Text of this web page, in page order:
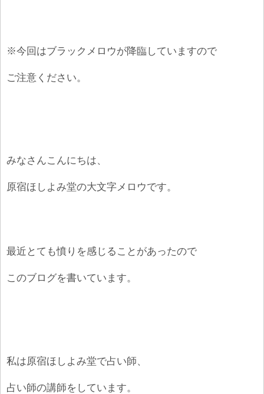
※今回はブラックメロウが降臨していますので
ご注意ください。
みなさんこんにちは、
原宿ほしよみ堂の大文字メロウです。
最近とても憤りを感じることがあったので
このブログを書いています。
私は原宿ほしよみ堂で占い師、
占い師の講師をしています。